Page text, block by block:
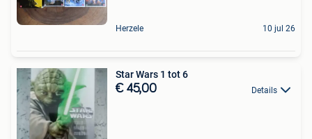
Herzele 10 jul 26
Star Wars 1 tot 6
€ 45,00 Details